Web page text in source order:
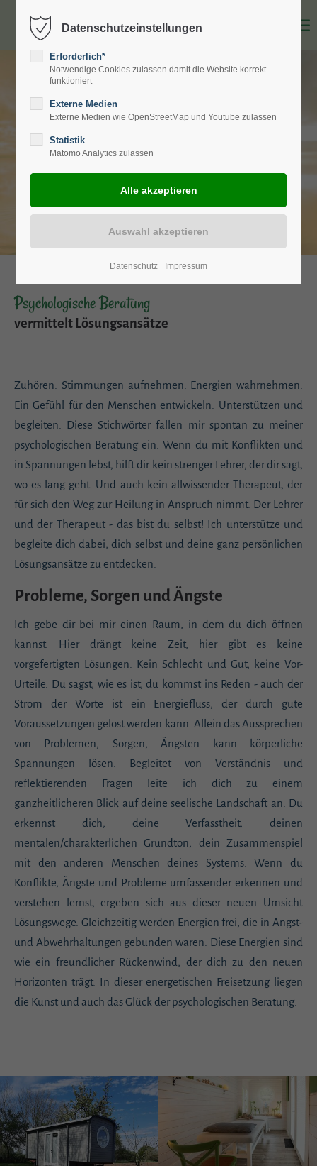
Psychologische Beratung
vermittelt Lösungsansätze
Zuhören. Stimmungen aufnehmen. Energien wahrnehmen.
Ein Gefühl für den Menschen entwickeln. Unterstützen und
begleiten. Diese Stichwörter fallen mir spontan zu meiner
psychologischen Beratung ein. Wenn du mit Konflikten und
in Spannungen lebst, hilft dir kein strenger Lehrer, der dir sagt,
wo es lang geht. Und auch kein allwissender Therapeut, der
für sich den Weg zur Heilung in Anspruch nimmt. Der Lehrer
und der Therapeut - das bist du selbst! Ich unterstütze und
begleite dich dabei, dich selbst und deine ganz persönlichen
Lösungsansätze zu entdecken.
Probleme, Sorgen und Ängste
Ich gebe dir bei mir einen Raum, in dem du dich öffnen
kannst. Hier drängt keine Zeit, hier gibt es keine
vorgefertigten Lösungen. Kein Schlecht und Gut, keine Vor-
Urteile. Du sagst, wie es ist, du kommst ins Reden - auch der
Strom der Worte ist ein Energiefluss, der durch gute
Voraussetzungen gelöst werden kann. Allein das Aussprechen
von Problemen, Sorgen, Ängsten kann körperliche
Spannungen lösen. Begleitet von Verständnis und
reflektierenden Fragen leite ich dich zu einem
ganzheitlicheren Blick auf deine seelische Landschaft an. Du
erkennst dich, deine Verfasstheit, deinen
mentalen/charakterlichen Grundton, dein Zusammenspiel
mit den anderen Menschen deines Systems. Wenn du
Konflikte, Ängste und Probleme umfassender erkennen und
verstehen lernst, ergeben sich aus dieser neuen Umsicht
Lösungswege. Gleichzeitig werden Energien frei, die in Angst-
und Abwehrhaltungen gebunden waren. Diese Energien sind
wie ein freundlicher Rückenwind, der dich zu den neuen
Horizonten trägt. In dieser energetischen Freisetzung liegen
die Kunst und auch das Glück der psychologischen Beratung.
Datenschutzeinstellungen
Erforderlich*
Notwendige Cookies zulassen damit die Website korrekt
funktioniert
Externe Medien
Externe Medien wie OpenStreetMap und Youtube zulassen
Statistik
Matomo Analytics zulassen
Datenschutz Impressum